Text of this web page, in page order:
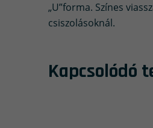
„U”forma. Színes
csiszolásoknál.
Kapcsolódó